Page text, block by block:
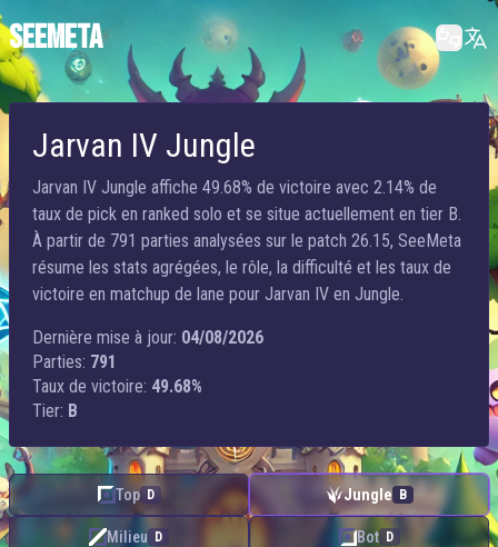
SEEMETA
Jarvan IV Jungle
Jarvan IV Jungle affiche 49.68% de victoire avec 2.14% de
taux de pick en ranked solo et se situe actuellement en tier B.
À partir de 791 parties analysées sur le patch 26.15, SeeMeta
résume les stats agrégées, le rôle, la difficulté et les taux de
victoire en matchup de lane pour Jarvan IV en Jungle.
Dernière mise à jour: 04/08/2026
Parties: 791
Taux de victoire: 49.68%
Tier: B
Top D Jungle B
Milieu D Bot D